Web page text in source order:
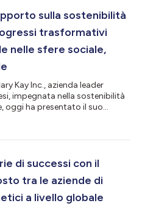
sulla sostenibilità
trasformativi
nelle sfere sociale,
Kay Inc., azienda leader
impegnata nella sostenibilità
oggi ha presentato il suo
ultimi successi dell'azienda
la dedizione
di successi con il
tra le aziende di
a livello globale